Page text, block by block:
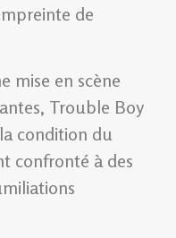
de
mise en scène
Trouble Boy
condition du
confronté à des